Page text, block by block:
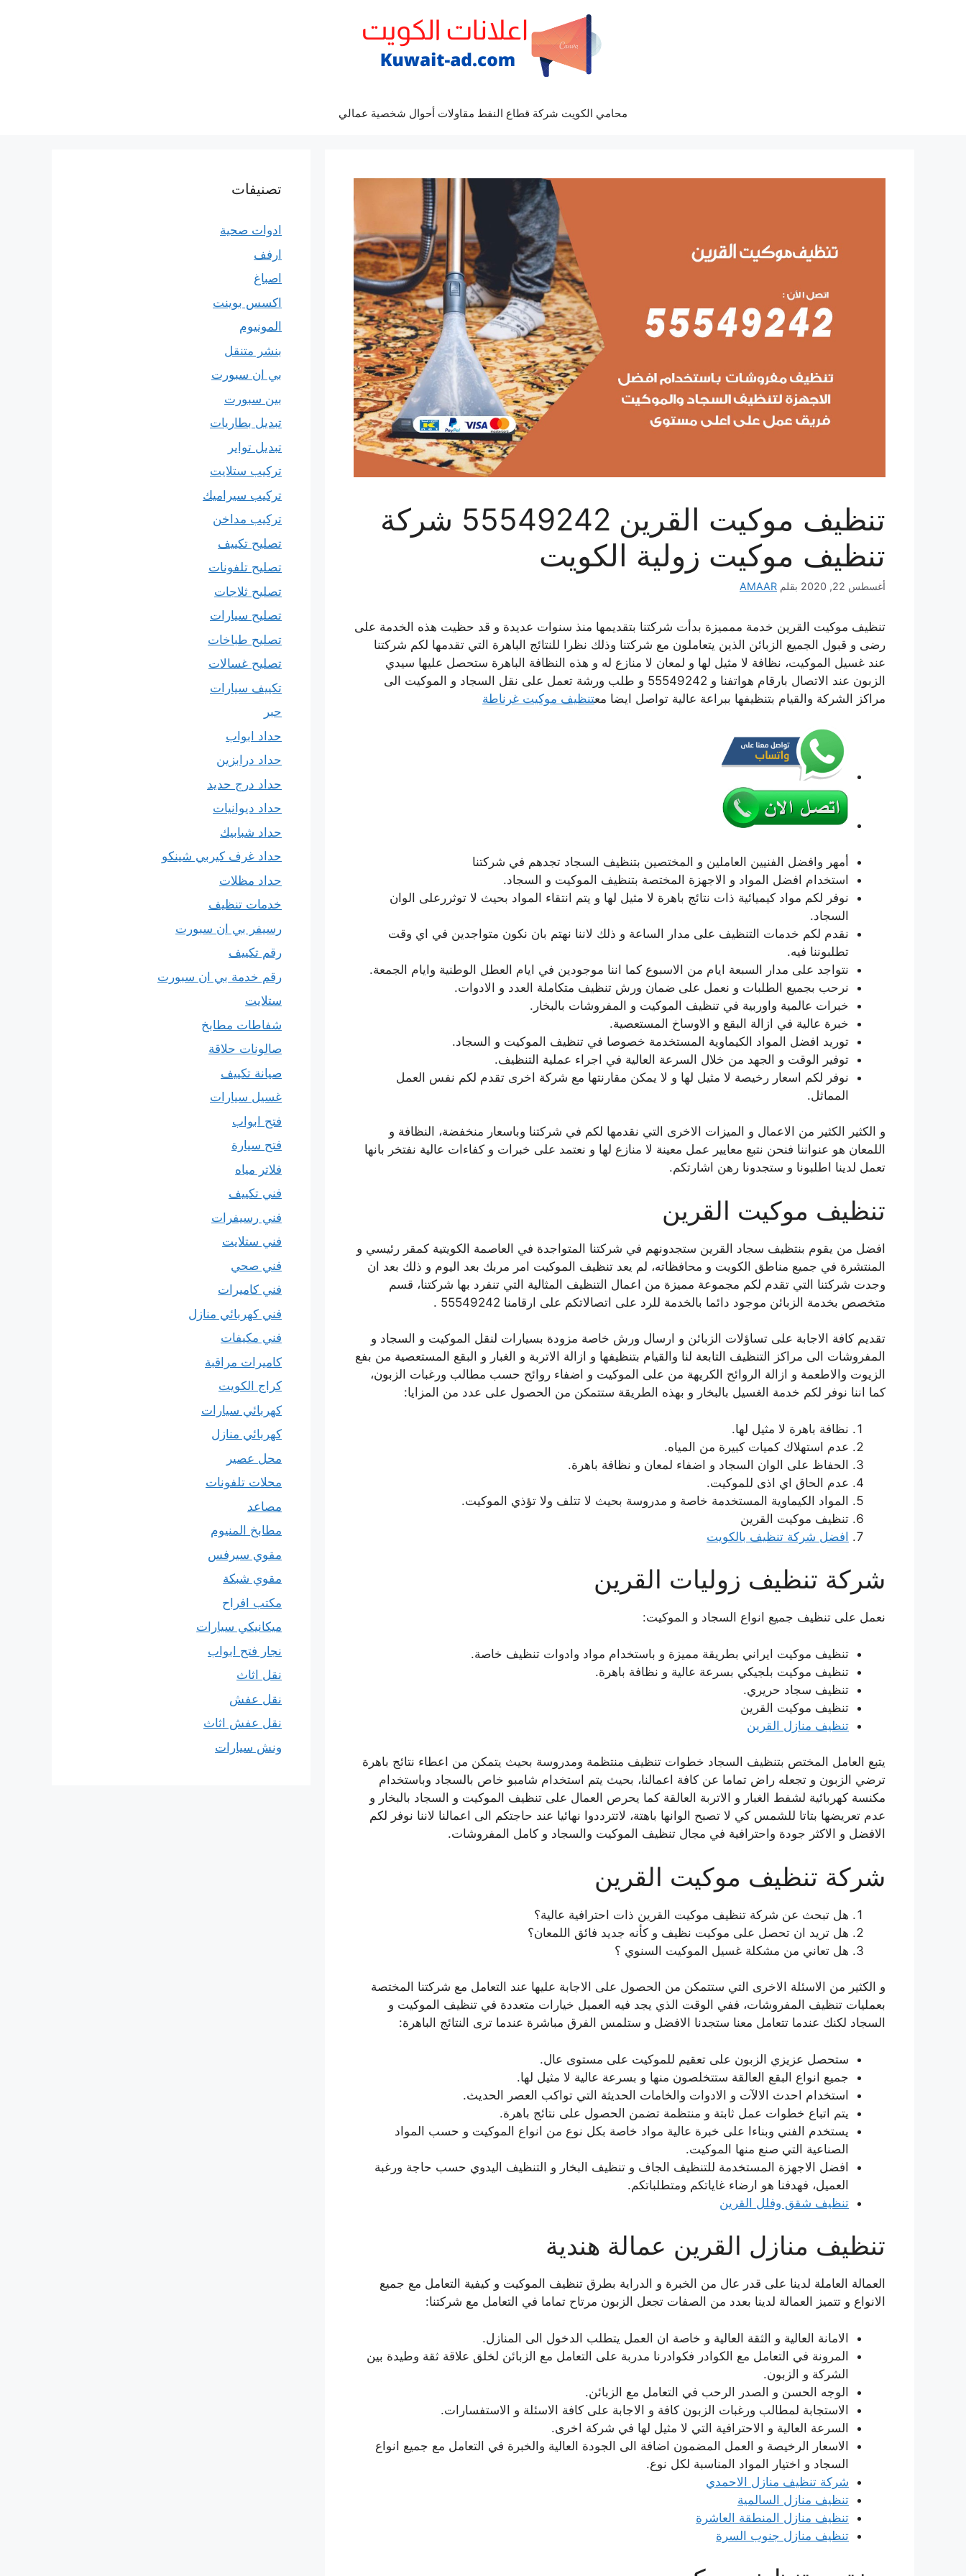
محامي الكويت شركة قطاع النفط مقاولات أحوال شخصية عمالي
تنظيف موكيت القرين 55549242 شركة
تنظيف موكيت زولية الكويت
أغسطس 22, 2020 بقلم AMAAR
تنظيف موكيت القرين خدمة ممميزة بدأت شركتنا بتقديمها منذ سنوات عديدة و قد حظيت هذه الخدمة على
رضى و قبول الجميع الزبائن الذين يتعاملون مع شركتنا وذلك نظرا للنتائج الباهرة التي تقدمها لكم شركتنا
عند غسيل الموكيت، نظافة لا مثيل لها و لمعان لا منازع له و هذه النظافة الباهرة ستحصل عليها سيدي
الزبون عند الاتصال بارقام هواتفنا و 55549242 و طلب ورشة تعمل على نقل السجاد و الموكيت الى
مراكز الشركة والقيام بتنظيفها ببراعة عالية تواصل ايضا معتنظيف موكيت غرناطة
أمهر وافضل الفنيين العاملين و المختصين بتنظيف السجاد تجدهم في شركتنا
استخدام افضل المواد و الاجهزة المختصة بتنظيف الموكيت و السجاد.
نوفر لكم مواد كيميائية ذات نتائج باهرة لا مثيل لها و يتم انتقاء المواد بحيث لا توثررعلى الوان
السجاد.
نقدم لكم خدمات التنظيف على مدار الساعة و ذلك لاننا نهتم بان نكون متواجدين في اي وقت
تطلبوننا فيه.
نتواجد على مدار السبعة ايام من الاسبوع كما اننا موجودين في ايام العطل الوطنية وايام الجمعة.
نرحب بجميع الطلبات و نعمل على ضمان ورش تنظيف متكاملة العدد و الادوات.
خبرات عالمية واوربية في تنظيف الموكيت و المفروشات بالبخار.
خبرة عالية في ازالة البقع و الاوساخ المستعصية.
توريد افضل المواد الكيماوية المستخدمة خصوصا في تنظيف الموكيت و السجاد.
توفير الوقت و الجهد من خلال السرعة العالية في اجراء عملية التنظيف.
نوفر لكم اسعار رخيصة لا مثيل لها و لا يمكن مقارنتها مع شركة اخرى تقدم لكم نفس العمل
المماثل.
و الكثير الكثير من الاعمال و الميزات الاخرى التي نقدمها لكم في شركتنا وباسعار منخفضة، النظافة و
اللمعان هو عنواننا فنحن نتبع معايير عمل معينة لا منازع لها و نعتمد على خبرات و كفاءات عالية نفتخر بانها
تعمل لدينا اطلبونا و ستجدونا رهن اشارتكم.
تنظيف موكيت القرين
افضل من يقوم بنتظيف سجاد القرين ستجدونهم في شركتنا المتواجدة في العاصمة الكويتية كمقر رئيسي و
المنتشرة في جميع مناطق الكويت و محافظاته، لم يعد تنظيف الموكيت امر مربك بعد اليوم و ذلك بعد ان
وجدت شركتنا التي تقدم لكم مجموعة مميزة من اعمال التنظيف المثالية التي تنفرد بها شركتنا، قسم
متخصص بخدمة الزبائن موجود دائما بالخدمة للرد على اتصالاتكم على ارقامنا 55549242 .
تقديم كافة الاجابة على تساؤلات الزبائن و ارسال ورش خاصة مزودة بسيارات لنقل الموكيت و السجاد و
المفروشات الى مراكز التنظيف التابعة لنا والقيام بتنظيفها و ازالة الاتربة و الغبار و البقع المستعصية من بفع
الزيوت والاطعمة و ازالة الروائح الكريهة من على الموكيت و اضفاء روائح حسب مطالب ورغبات الزبون،
كما اننا نوفر لكم خدمة الغسيل بالبخار و بهذه الطريقة ستتمكن من الحصول على عدد من المزايا:
نظافة باهرة لا مثيل لها.
عدم استهلاك كميات كبيرة من المياه.
الحفاظ على الوان السجاد و اضفاء لمعان و نظافة باهرة.
عدم الحاق اي اذى للموكيت.
المواد الكيماوية المستخدمة خاصة و مدروسة بحيث لا تتلف ولا تؤذي الموكيت.
تنظيف موكيت القرين
افضل شركة تنظيف بالكويت
شركة تنظيف زوليات القرين
نعمل على تنظيف جميع انواع السجاد و الموكيت:
تنظيف موكيت ايراني بطريقة مميزة و باستخدام مواد وادوات تنظيف خاصة.
تنظيف موكيت بلجيكي بسرعة عالية و نظافة باهرة.
تنظيف سجاد حريري.
تنظيف موكيت القرين
تنظيف منازل القرين
يتبع العامل المختص بتنظيف السجاد خطوات تنظيف منتظمة ومدروسة بحيث يتمكن من اعطاء نتائج باهرة
ترضي الزبون و تجعله راض تماما عن كافة اعمالنا، بحيث يتم استخدام شامبو خاص بالسجاد وباستخدام
مكنسة كهربائية لشفط الغبار و الاتربة العالقة كما يحرص العمال على تنظيف الموكيت و السجاد بالبخار و
عدم تعريضها بتاتا للشمس كي لا تصبح الوانها باهتة، لاتترددوا نهائيا عند حاجتكم الى اعمالنا لاننا نوفر لكم
الافضل و الاكثر جودة واحترافية في مجال تنظيف الموكيت والسجاد و كامل المفروشات.
شركة تنظيف موكيت القرين
هل تبحث عن شركة تنظيف موكيت القرين ذات احترافية عالية؟
هل تريد ان تحصل على موكيت نظيف و كأنه جديد فائق اللمعان؟
هل تعاني من مشكلة غسيل الموكيت السنوي ؟
و الكثير من الاسئلة الاخرى التي ستتمكن من الحصول على الاجابة عليها عند التعامل مع شركتنا المختصة
بعمليات تنظيف المفروشات، ففي الوقت الذي يجد فيه العميل خيارات متعددة في تنظيف الموكيت و
السجاد لكنك عندما تتعامل معنا ستجدنا الافضل و ستلمس الفرق مباشرة عندما ترى النتائج الباهرة:
ستحصل عزيزي الزبون على تعقيم للموكيت على مستوى عال.
جميع انواع البقع العالقة ستتخلصون منها و بسرعة عالية لا مثيل لها.
استخدام احدث الالآت و الادوات والخامات الحديثة التي تواكب العصر الحديث.
يتم اتباع خطوات عمل ثابتة و منتظمة تضمن الحصول على نتائج باهرة.
يستخدم الفني وبناءا على خبرة عالية مواد خاصة بكل نوع من انواع الموكيت و حسب المواد
الصناعية التي صنع منها الموكيت.
افضل الاجهزة المستخدمة للتنظيف الجاف و تنظيف البخار و التنظيف اليدوي حسب حاجة ورغبة
العميل، فهدفنا هو ارضاء غاياتكم ومتطلباتكم.
تنظيف شقق وفلل القرين
تنظيف منازل القرين عمالة هندية
العمالة العاملة لدينا على قدر عال من الخبرة و الدراية بطرق تنظيف الموكيت و كيفية التعامل مع جميع
الانواع و تتميز العمالة لدينا بعدد من الصفات تجعل الزبون مرتاح تماما في التعامل مع شركتنا:
الامانة العالية و الثقة العالية و خاصة ان العمل يتطلب الدخول الى المنازل.
المرونة في التعامل مع الكوادر فكوادرنا مدربة على التعامل مع الزبائن لخلق علاقة ثقة وطيدة بين
الشركة و الزبون.
الوجه الحسن و الصدر الرحب في التعامل مع الزبائن.
الاستجابة لمطالب ورغبات الزبون كافة و الاجابة على كافة الاسئلة و الاستفسارات.
السرعة العالية و الاحترافية التي لا مثيل لها في شركة اخرى.
الاسعار الرخيصة و العمل المضمون اضافة الى الجودة العالية والخبرة في التعامل مع جميع انواع
السجاد و اختيار المواد المناسبة لكل نوع.
شركة تنظيف منازل الاحمدي
تنظيف منازل السالمية
تنظيف منازل المنطقة العاشرة
تنظيف منازل جنوب السرة
تصنيفات
ادوات صحية
ارفف
اصباغ
اكسس بوينت
المونيوم
بنشر متنقل
بي ان سبورت
بين سبورت
تبديل بطاريات
تبديل تواير
تركيب ستلايت
تركيب سيراميك
تركيب مداخن
تصليح تكييف
تصليح تلفونات
تصليح ثلاجات
تصليح سيارات
تصليح طباخات
تصليح غسالات
تكييف سيارات
حبر
حداد ابواب
حداد درابزين
حداد درج حديد
حداد ديوانيات
حداد شبابيك
حداد غرف كيربي شينكو
حداد مظلات
خدمات تنظيف
رسيفر بي ان سبورت
رقم تكييف
رقم خدمة بي ان سبورت
ستلايت
شفاطات مطابخ
صالونات حلاقة
صيانة تكييف
غسيل سيارات
فتح ابواب
فتح سيارة
فلاتر مياه
فني تكييف
فني رسيفرات
فني ستلايت
فني صحي
فني كاميرات
فني كهربائي منازل
فني مكيفات
كاميرات مراقبة
كراج الكويت
كهربائي سيارات
كهربائي منازل
محل عصير
محلات تلفونات
مصاعد
مطابخ المنيوم
مقوي سيرفس
مقوي شبكة
مكتب افراح
ميكانيكي سيارات
نجار فتح ابواب
نقل اثاث
نقل عفش
نقل عفش اثاث
ونش سيارات